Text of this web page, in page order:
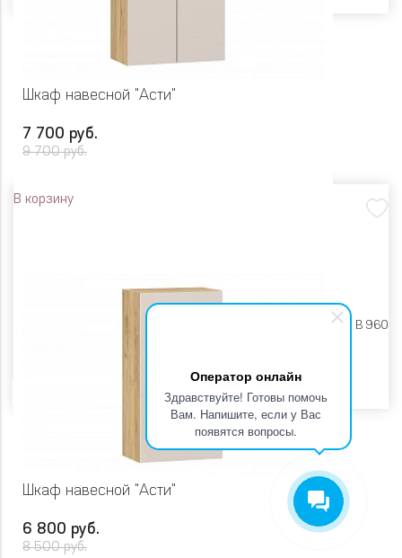
Оператор онлайн
Здравствуйте! Готовы помочь
Вам. Напишите, если у Вас
появятся вопросы.
Шкаф навесной "Асти"
7 700 руб.
9 700 руб.
В корзину
Ш 600 X Г 318 X В 960
Шкаф навесной "Асти"
6 800 руб.
8 500 руб.